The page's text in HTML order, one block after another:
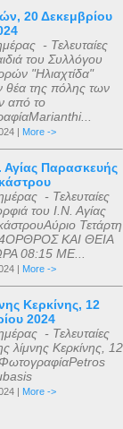
20 Δεκεμβρίου
- Τελευταίες
του Συλλόγου
"Ηλιαχτίδα"
θέα της πόλης των
από το
| More ->
Αγίας Παρασκευής
- Τελευταίες
του Ι.Ν. Αγίας
Τετάρτη
ΚΑΙ ΘΕΙΑ
08:15 ΜΕ...
| More ->
Κερκίνης, 12
2024
- Τελευταίες
λίμνης Κερκίνης, 12
| More ->